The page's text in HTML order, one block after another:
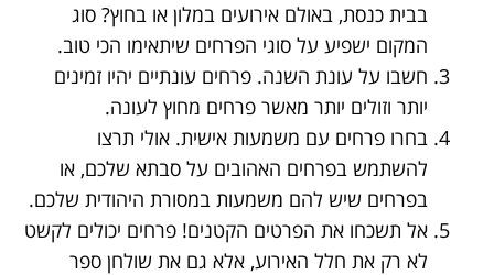
בבית כנסת, באולם אירועים במלון או בחוץ? סוג
המקום ישפיע על סוגי הפרחים שיתאימו הכי טוב.
חשבו על עונת השנה. פרחים עונתיים יהיו זמינים
יותר וזולים יותר מאשר פרחים מחוץ לעונה.
בחרו פרחים עם משמעות אישית. אולי תרצו
להשתמש בפרחים האהובים על סבתא שלכם, או
בפרחים שיש להם משמעות במסורת היהודית שלכם.
אל תשכחו את הפרטים הקטנים! פרחים יכולים לקשט
לא רק את חלל האירוע, אלא גם את שולחן ספר